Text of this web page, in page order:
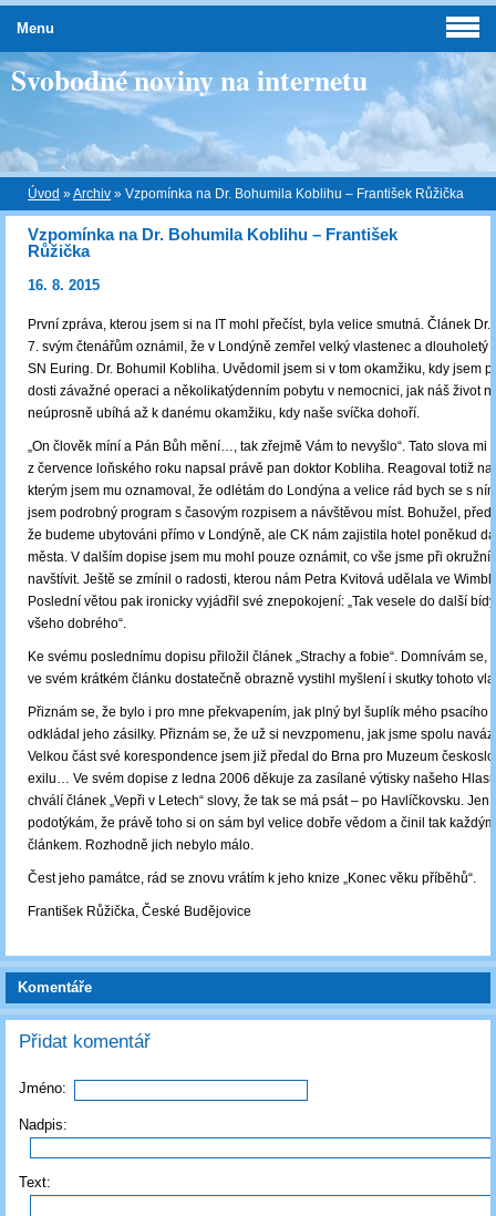
Svobodné noviny na internetu
Úvod »Archiv » Vzpomínka na Dr. Bohumila Koblihu – František Růžička
Vzpomínka na Dr. Bohumila Koblihu – František
Růžička
16. 8. 2015
První zpráva, kterou jsem si na IT mohl přečíst, byla velice smutná. Článek Dr.
7. svým čtenářům oznámil, že v Londýně zemřel velký vlastenec a dlouholetý
SN Euring. Dr. Bohumil Kobliha. Uvědomil jsem si v tom okamžiku, kdy jsem
dosti závažné operaci a několikatýdenním pobytu v nemocnici, jak náš život
neúprosně ubíhá až k danému okamžiku, kdy naše svíčka dohoří.
„On člověk míní a Pán Bůh mění…, tak zřejmě Vám to nevyšlo“. Tato slova mi
z července loňského roku napsal právě pan doktor Kobliha. Reagoval totiž
kterým jsem mu oznamoval, že odlétám do Londýna a velice rád bych se s
jsem podrobný program s časovým rozpisem a návštěvou míst. Bohužel,
že budeme ubytováni přímo v Londýně, ale CK nám zajistila hotel poněkud
města. V dalším dopise jsem mu mohl pouze oznámit, co vše jsme při okružní
navštívit. Ještě se zmínil o radosti, kterou nám Petra Kvitová udělala ve
Poslední větou pak ironicky vyjádřil své znepokojení: „Tak vesele do další
všeho dobrého“.
Ke svému poslednímu dopisu přiložil článek „Strachy a fobie“. Domnívám se,
ve svém krátkém článku dostatečně obrazně vystihl myšlení i skutky tohoto
Přiznám se, že bylo i pro mne překvapením, jak plný byl šuplík mého psacího
odkládal jeho zásilky. Přiznám se, že už si nevzpomenu, jak jsme spolu
Velkou část své korespondence jsem již předal do Brna pro Muzeum
exilu… Ve svém dopise z ledna 2006 děkuje za zasílané výtisky našeho
chválí článek „Vepři v Letech“ slovy, že tak se má psát – po Havlíčkovsku. Jen
podotýkám, že právě toho si on sám byl velice dobře vědom a činil tak
článkem. Rozhodně jich nebylo málo.
Čest jeho památce, rád se znovu vrátím k jeho knize „Konec věku příběhů“.
František Růžička, České Budějovice
Komentáře
Přidat komentář
Jméno:
Nadpis:
Text:
Menu